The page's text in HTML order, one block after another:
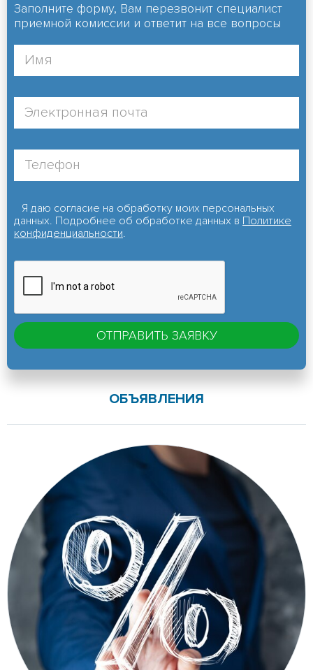
Заполните форму, Вам перезвонит специалист
приемной комиссии и ответит на все вопросы
Я даю согласие на обработку моих персональных
данных. Подробнее об обработке данных в Политике
конфиденциальности.
ОБЪЯВЛЕНИЯ